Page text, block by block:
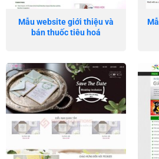
Mẫu website giới thiệu và
bán thuốc tiêu hoá